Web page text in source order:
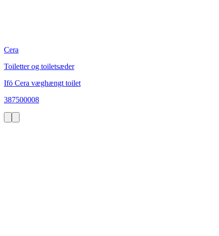
Cera
Toiletter og toiletsæder
Ifö Cera væghængt toilet
387500008